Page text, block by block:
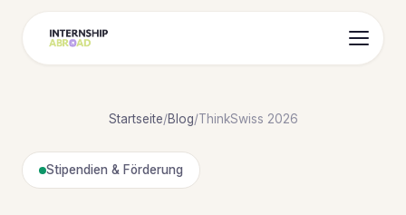
Startseite/Blog/ThinkSwiss 2026
Stipendien & Förderung